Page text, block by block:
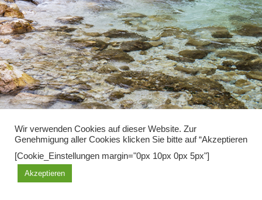
Diese Seite benutzt Cookies, mit der weiteren Nutzung erklären sie
sich damit einverstanden.
Wir verwenden Cookies auf dieser Website. Zur
Genehmigung aller Cookies klicken Sie bitte auf “Akzeptieren
[Cookie_Einstellungen margin="0px 10px 0px 5px"]
Akzeptieren